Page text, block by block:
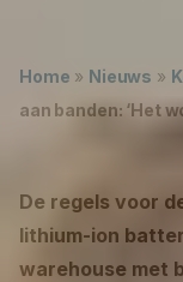
Home » Nieuws »
aan banden: ‘Het
De regels voor
lithium-ion
warehouse met
Nederland
United States
Deutschland